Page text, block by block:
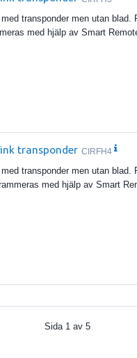
transponder men utan
med hjälp av Smart
transponder CIRFH4
transponder men utan
med hjälp av Smart
Sida 1 av 5